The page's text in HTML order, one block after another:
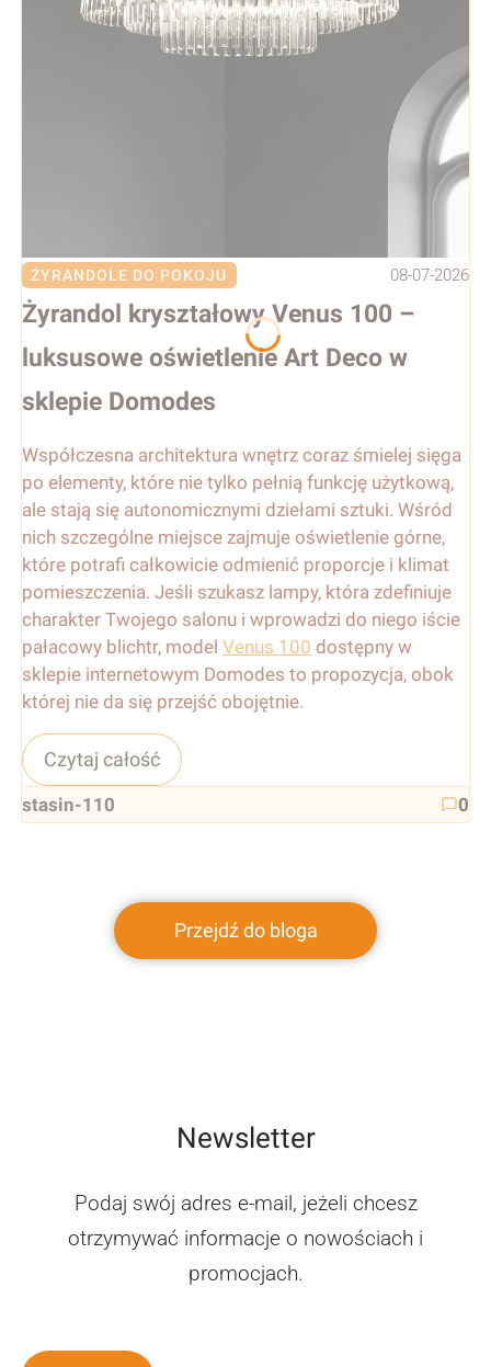
ŻYRANDOLE DO POKOJU 08-07-2026
Żyrandol kryształowy Venus 100 –
luksusowe oświetlenie Art Deco w
sklepie Domodes
Współczesna architektura wnętrz coraz śmielej sięga
po elementy, które nie tylko pełnią funkcję użytkową,
ale stają się autonomicznymi dziełami sztuki. Wśród
nich szczególne miejsce zajmuje oświetlenie górne,
które potrafi całkowicie odmienić proporcje i klimat
pomieszczenia. Jeśli szukasz lampy, która zdefiniuje
charakter Twojego salonu i wprowadzi do niego iście
pałacowy blichtr, model Venus 100 dostępny w
sklepie internetowym Domodes to propozycja, obok
której nie da się przejść obojętnie.
Czytaj całość
stasin-110 0
Przejdź do bloga
Newsletter
Podaj swój adres e-mail, jeżeli chcesz
otrzymywać informacje o nowościach i
promocjach.